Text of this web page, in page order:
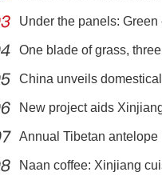
Under the panels:
One blade of grass,
China unveils
New project aids
Annual Tibetan
Naan coffee: Xinjiang